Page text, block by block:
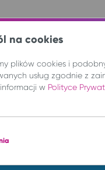
bilet
na cookies
plików cookies i
usług zgodnie z
w Polityce